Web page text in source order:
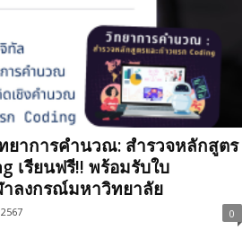
ยาการคำนวณ: สำรวจหลักสูตร
เรียนฟรี‼️ พร้อมรับใบ
ลงกรณ์มหาวิทยาลัย
0